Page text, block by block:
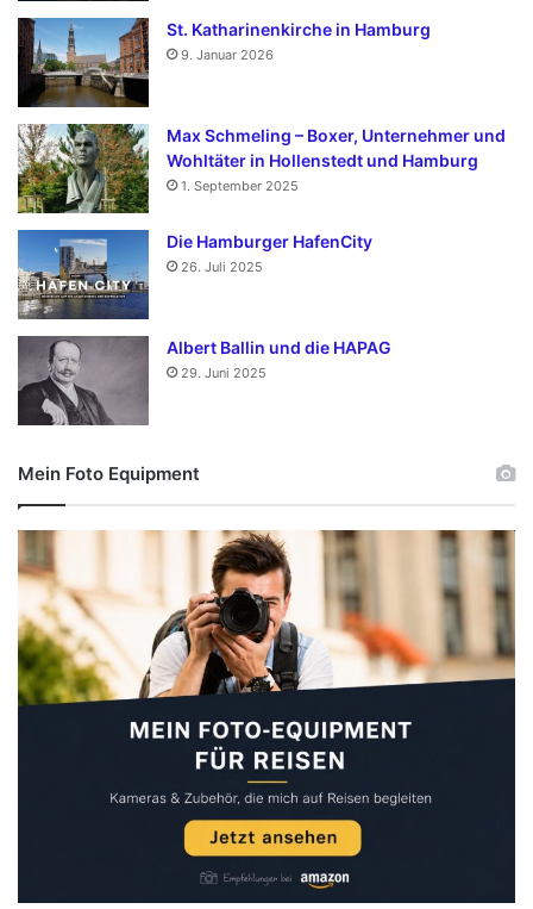
St. Katharinenkirche in Hamburg
9. Januar 2026
Max Schmeling – Boxer, Unternehmer und
Wohltäter in Hollenstedt und Hamburg
1. September 2025
Die Hamburger HafenCity
26. Juli 2025
Albert Ballin und die HAPAG
29. Juni 2025
Mein Foto Equipment